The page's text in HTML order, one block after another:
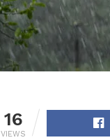
16
VIEWS